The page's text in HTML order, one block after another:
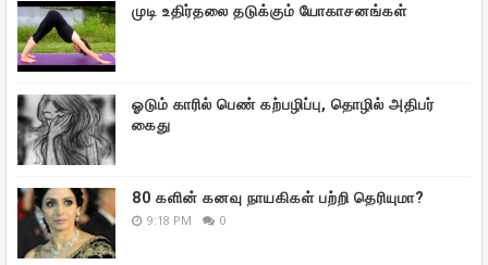
முடி உதிர்தலை தடுக்கும் யோகாசனங்கள்
ஓடும் காரில் பெண் கற்பழிப்பு, தொழில் அதிபர்
கைது
80 களின் கனவு நாயகிகள் பற்றி தெரியுமா?
9:18 PM 0